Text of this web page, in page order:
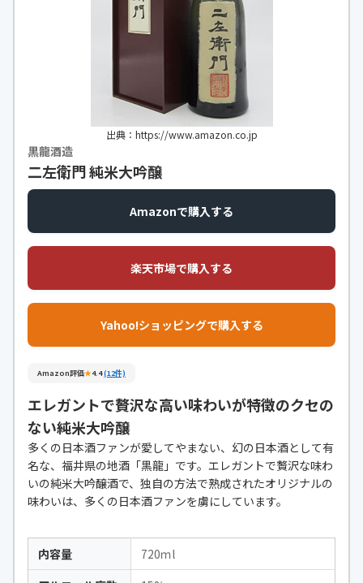
出典：https://www.amazon.co.jp
黒龍酒造
二左衛門 純米大吟醸
Amazonで購入する
楽天市場で購入する
Yahoo!ショッピングで購入する
Amazon評価★4.4(12件)
エレガントで贅沢な高い味わいが特徴のクセの
ない純米大吟醸
多くの日本酒ファンが愛してやまない、幻の日本酒として有
名な、福井県の地酒「黒龍」です。エレガントで贅沢な味わ
いの純米大吟醸酒で、独自の方法で熟成されたオリジナルの
味わいは、多くの日本酒ファンを虜にしています。
内容量
720ｍl